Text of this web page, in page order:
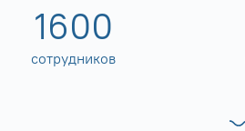
1600
сотрудников